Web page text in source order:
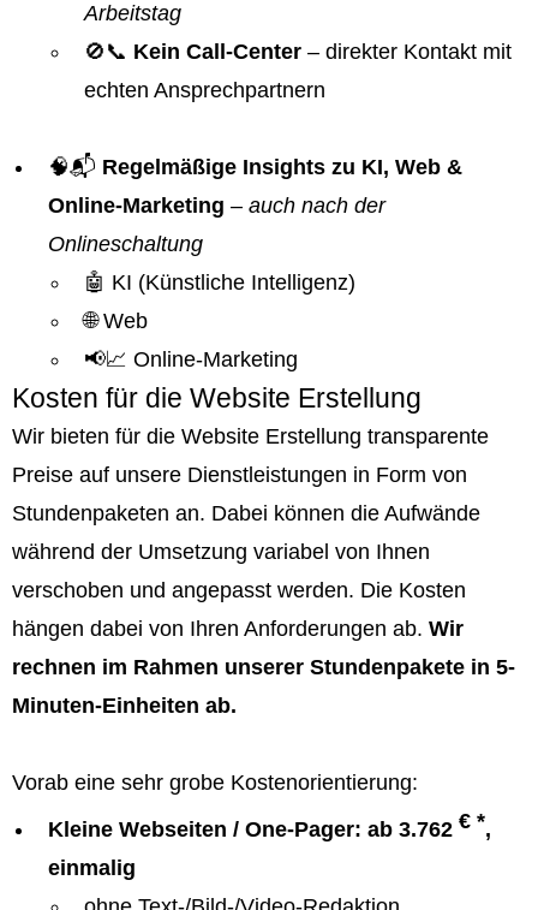
Arbeitstag
🚫📞 Kein Call-Center – direkter Kontakt mit
echten Ansprechpartnern
🧠📬 Regelmäßige Insights zu KI, Web &
Online-Marketing – auch nach der
Onlineschaltung
🤖 KI (Künstliche Intelligenz)
🌐 Web
📢📈 Online-Marketing
Kosten für die Website Erstellung
Wir bieten für die Website Erstellung transparente
Preise auf unsere Dienstleistungen in Form von
Stundenpaketen an. Dabei können die Aufwände
während der Umsetzung variabel von Ihnen
verschoben und angepasst werden. Die Kosten
hängen dabei von Ihren Anforderungen ab. Wir
rechnen im Rahmen unserer Stundenpakete in 5-
Minuten-Einheiten ab.
Vorab eine sehr grobe Kostenorientierung:
Kleine Webseiten / One-Pager: ab 3.762 € *,
einmalig